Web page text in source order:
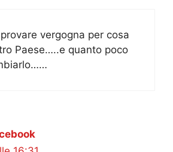
vergogna per cosa
Paese…..e quanto poco